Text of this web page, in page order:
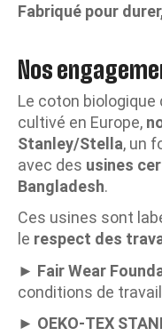
Fabriqué pour
Nos
Le coton biologique
cultivé en Europe,
Stanley/Stella, un
avec des usines
Bangladesh.
Ces usines sont
le respect des
► Fair Wear
conditions de
► OEKO-TEX